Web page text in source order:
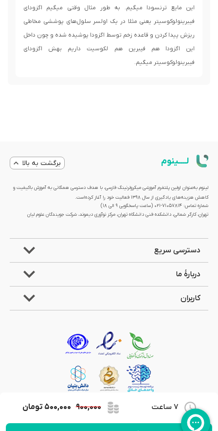
7 ساعت ۹۰۰,۰۰۰ ۵۰۰,۰۰۰ تومان
این مایع ترنسودا میگیم. به طور مثال وقتی میگیم اگزودای
فیبرینولوکوسیتر یعنی مثلا در یک اولسر سلول‌های پوششی مخاطی
ریزش پیدا کردن و قاعده زخم توسط اگزودا پوشیده شده و چون داخل
این اگزودا هم فیبرین هم لکوسیت داریم بهش اگزودای
فیبرینولوکوسیتر میگیم.
لــــینوم برگشت به بالا
لینوم به‌عنوان اولین پلتفرم آموزشی میکرولرنینگ فارسی، با هدف دسترسی همگانی به آموزش باکیفیت و
کاهش هزینه‌های یادگیری از سال 1398 فعالیت خود را آغاز کرده‌است.
شماره تماس: 71057814-021 (ساعت پاسخگویی ۹ الی ۱۸)
تهران، کارگر شمالی، دانشکده فنی دانشگاه تهران، مرکز نوآوری دیموند، شرکت جویندگان علوم لیان
دسترسی سریع
دربارۀ ما
کاربران
کلیۀ حقوق مادی و معنوی این وب‌سایت متعلق به شرکت جویندگان علوم لیان می‌باشد.